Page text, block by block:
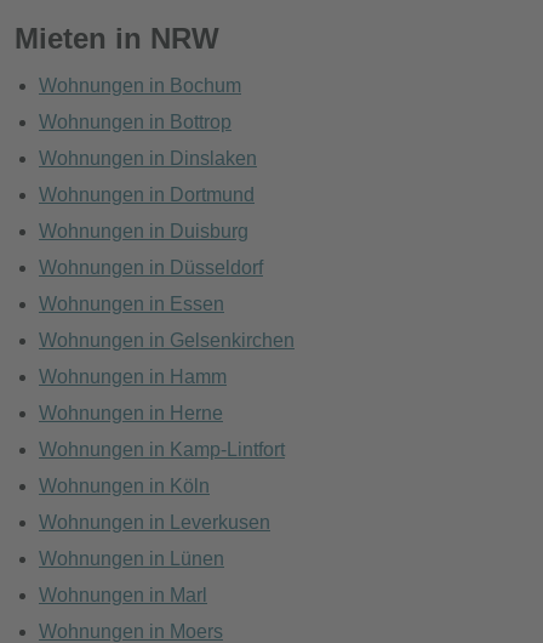
Mieten in NRW
Wohnungen in Bochum
Wohnungen in Bottrop
Wohnungen in Dinslaken
Wohnungen in Dortmund
Wohnungen in Duisburg
Wohnungen in Düsseldorf
Wohnungen in Essen
Wohnungen in Gelsenkirchen
Wohnungen in Hamm
Wohnungen in Herne
Wohnungen in Kamp-Lintfort
Wohnungen in Köln
Wohnungen in Leverkusen
Wohnungen in Lünen
Wohnungen in Marl
Wohnungen in Moers